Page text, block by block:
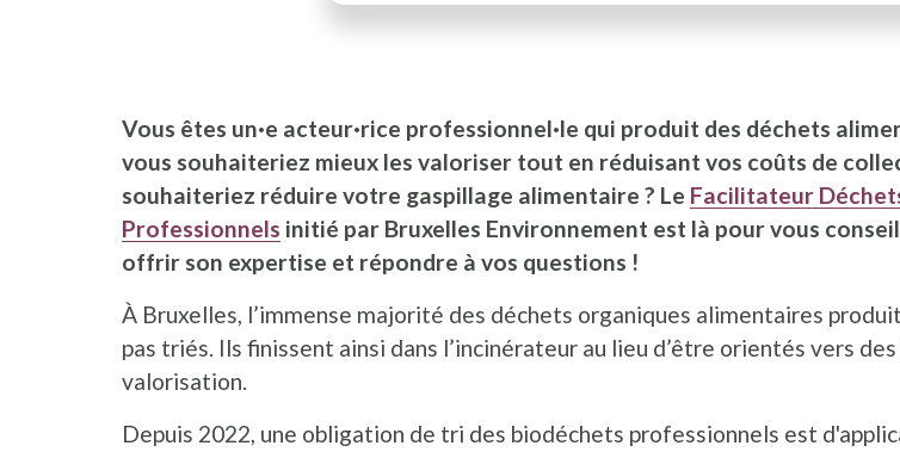
Vous êtes un·e acteur·rice professionnel·le qui produit des déchets
vous souhaiteriez mieux les valoriser tout en réduisant vos coûts de
souhaiteriez réduire votre gaspillage alimentaire ? Le Facilitateur
Professionnels initié par Bruxelles Environnement est là pour vous
offrir son expertise et répondre à vos questions !
À Bruxelles, l’immense majorité des déchets organiques alimentaires
pas triés. Ils finissent ainsi dans l’incinérateur au lieu d’être orientés vers
valorisation.
Depuis 2022, une obligation de tri des biodéchets professionnels est